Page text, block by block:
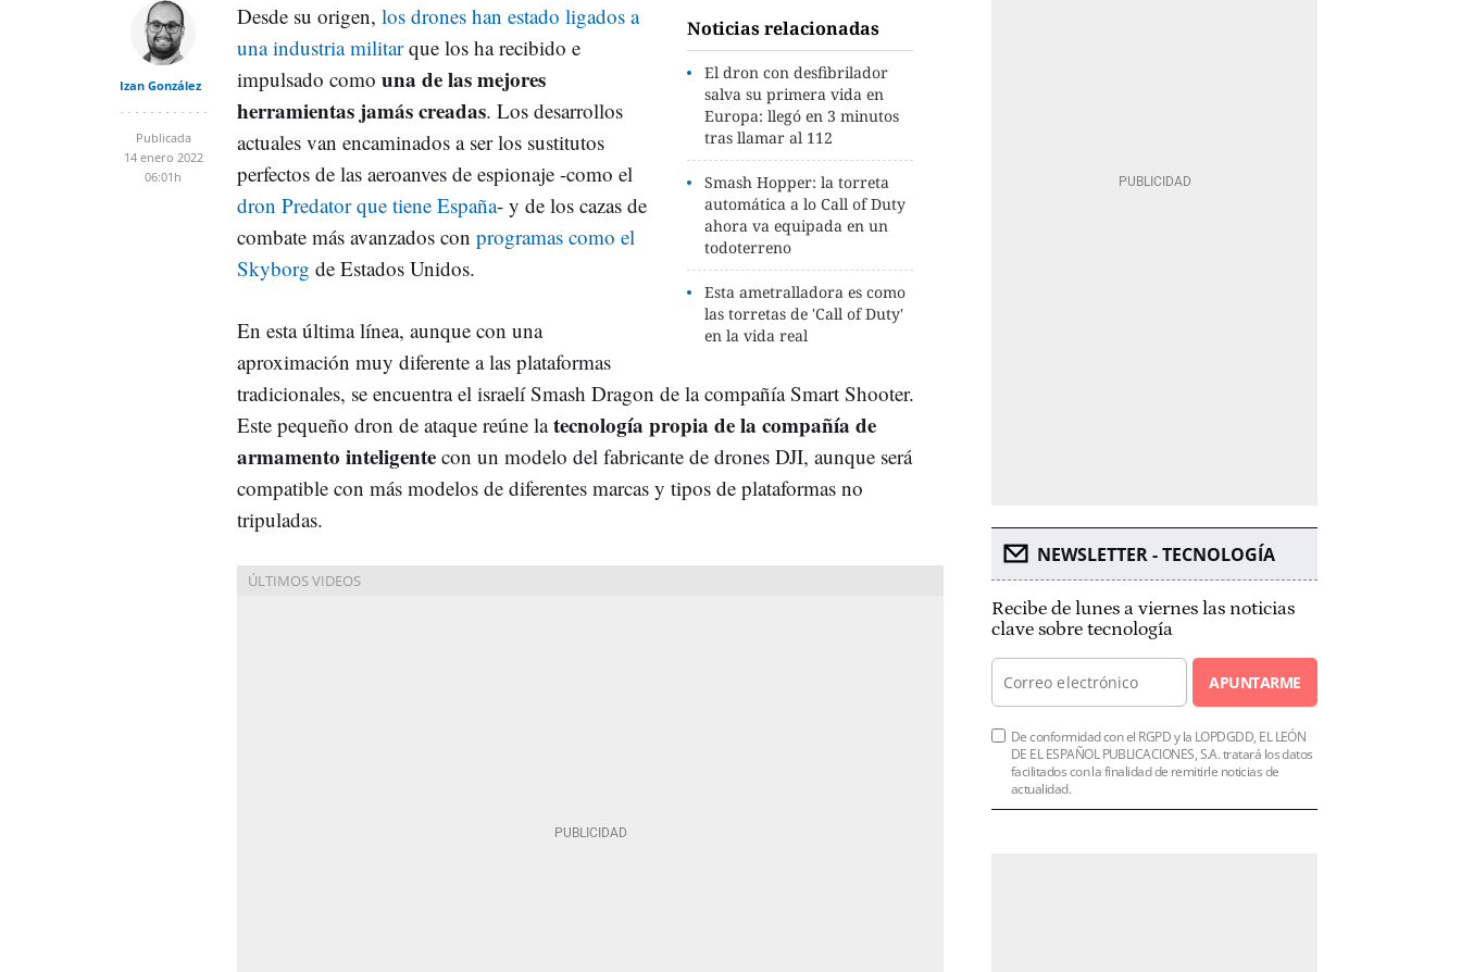
Izan González
Publicada
14 enero 2022
06:01h
Noticias relacionadas
El dron con desfibrilador
salva su primera vida en
Europa: llegó en 3 minutos
tras llamar al 112
Smash Hopper: la torreta
automática a lo Call of Duty
ahora va equipada en un
todoterreno
Esta ametralladora es como
las torretas de 'Call of Duty'
en la vida real
Desde su origen, los drones han estado ligados a
una industria militarque los ha recibido e
impulsado como una de las mejores
herramientas jamás creadas. Los desarrollos
actuales van encaminados a ser los sustitutos
perfectos de las aeroanves de espionaje -como el
dron Predator que tiene España- y de los cazas de
combate más avanzados con programas como el
Skyborg de Estados Unidos.
En esta última línea, aunque con una
aproximación muy diferente a las plataformas
tradicionales, se encuentra el israelí Smash Dragon de la compañía Smart Shooter.
Este pequeño dron de ataque reúne latecnología propia de la compañía de
armamento inteligente con un modelo del fabricante de drones DJI, aunque será
compatible con más modelos de diferentes marcas y tipos de plataformas no
tripuladas.
NEWSLETTER - TECNOLOGÍA
Recibe de lunes a viernes las noticias
clave sobre tecnología
APUNTARME
De conformidad con el RGPD y la LOPDGDD, EL LEÓN
DE EL ESPAÑOL PUBLICACIONES, S.A. tratará los datos
facilitados con la finalidad de remitirle noticias de
actualidad.